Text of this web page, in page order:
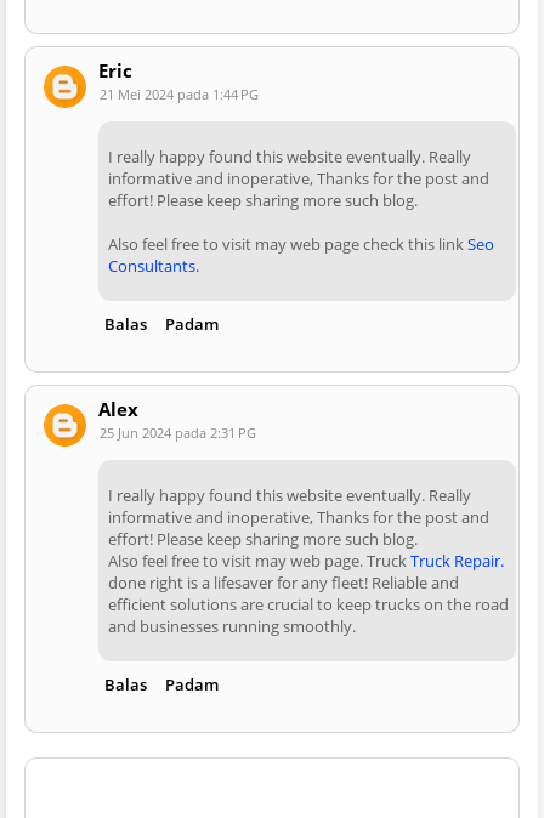
Eric
21 Mei 2024 pada 1:44 PG
I really happy found this website eventually. Really
informative and inoperative, Thanks for the post and
effort! Please keep sharing more such blog.
Also feel free to visit may web page check this linkSeo
Consultants.
Balas Padam
Alex
25 Jun 2024 pada 2:31 PG
I really happy found this website eventually. Really
informative and inoperative, Thanks for the post and
effort! Please keep sharing more such blog.
Also feel free to visit may web page. TruckTruck Repair.
done right is a lifesaver for any fleet! Reliable and
efficient solutions are crucial to keep trucks on the road
and businesses running smoothly.
Balas Padam